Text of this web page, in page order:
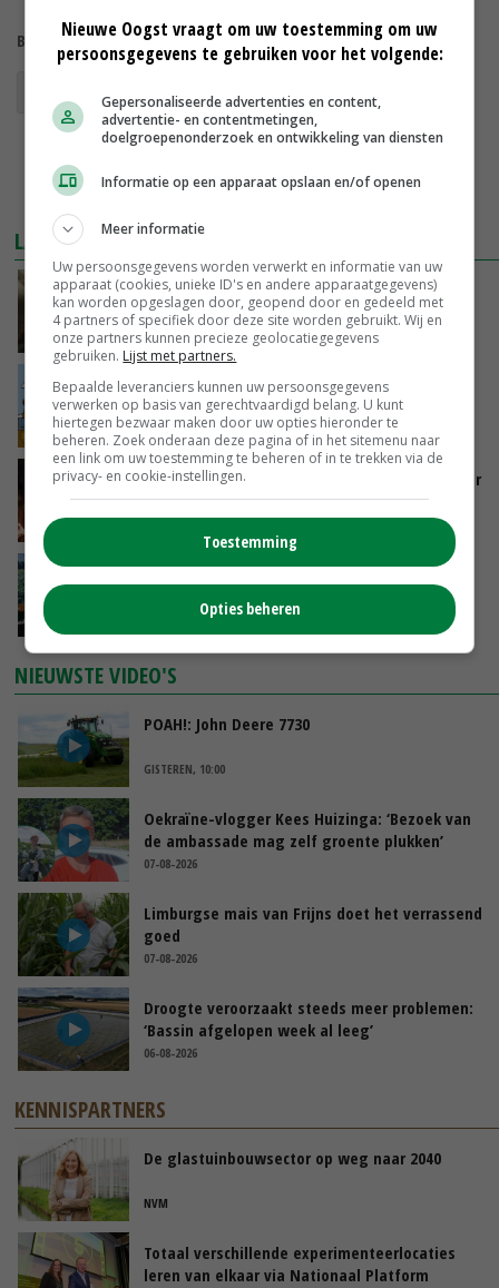
Bekijk meer over:
fruitmotten
LAATSTE NIEUWS
‘Samenwerking A-ware en Amalthea gaat
zorgen voor meer balans’
GISTEREN, 16:01
Internationale vraag naar geitenzuivel blijft
groot: Nederland in Europese top
GISTEREN, 15:33
Vlaamse varkensstapel krimpt, pluimveesector
groeit door schaalvergroting
‘Cijfer jezelf niet weg en doe vooral ook waar
GISTEREN, 13:31
NIEUWSTE VIDEO'S
POAH!: John Deere 7730
GISTEREN, 10:00
Oekraïne-vlogger Kees Huizinga: ‘Bezoek van
de ambassade mag zelf groente plukken’
07-08-2026
Limburgse mais van Frijns doet het verrassend
goed
07-08-2026
Droogte veroorzaakt steeds meer problemen:
‘Bassin afgelopen week al leeg’
06-08-2026
KENNISPARTNERS
De glastuinbouwsector op weg naar 2040
NVM
Totaal verschillende experimenteerlocaties
leren van elkaar via Nationaal Platform
Nieuwe Oogst vraagt om uw toestemming om uw
persoonsgegevens te gebruiken voor het volgende:
Gepersonaliseerde advertenties en content,
advertentie- en contentmetingen,
doelgroepenonderzoek en ontwikkeling van diensten
Informatie op een apparaat opslaan en/of openen
Meer informatie
Uw persoonsgegevens worden verwerkt en informatie van uw
apparaat (cookies, unieke ID's en andere apparaatgegevens)
kan worden opgeslagen door, geopend door en gedeeld met
4 partners of specifiek door deze site worden gebruikt. Wij en
onze partners kunnen precieze geolocatiegegevens
gebruiken. Lijst met partners.
Bepaalde leveranciers kunnen uw persoonsgegevens
verwerken op basis van gerechtvaardigd belang. U kunt
hiertegen bezwaar maken door uw opties hieronder te
beheren. Zoek onderaan deze pagina of in het sitemenu naar
een link om uw toestemming te beheren of in te trekken via de
privacy- en cookie-instellingen.
Toestemming
Opties beheren